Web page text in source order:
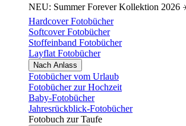
NEU: Summer Forever Kollektion 2026
Hardcover Fotobücher
Softcover Fotobücher
Stoffeinband Fotobücher
Layflat Fotobücher
Nach Anlass
Fotobücher vom Urlaub
Fotobücher zur Hochzeit
Baby-Fotobücher
Jahresrückblick-Fotobücher
Fotobuch zur Taufe